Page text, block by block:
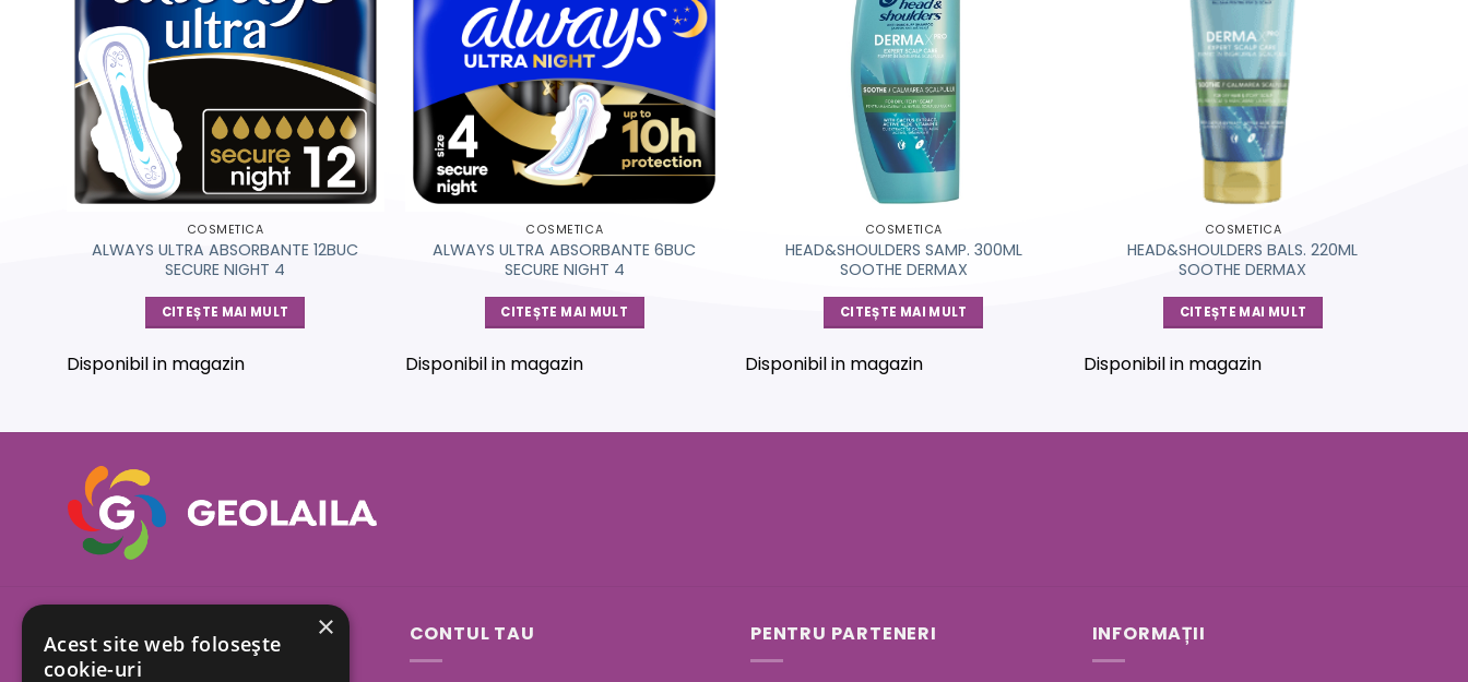
COSMETICA
ALWAYS ULTRA ABSORBANTE 12BUC
SECURE NIGHT 4
CITEȘTE MAI MULT
Disponibil in magazin
COSMETICA
ALWAYS ULTRA ABSORBANTE 6BUC
SECURE NIGHT 4
CITEȘTE MAI MULT
Disponibil in magazin
COSMETICA
HEAD&SHOULDERS SAMP. 300ML
SOOTHE DERMAX
CITEȘTE MAI MULT
Disponibil in magazin
COSMETICA
HEAD&SHOULDERS BALS. 220ML
SOOTHE DERMAX
CITEȘTE MAI MULT
Disponibil in magazin
Sos. Bucuresti - Urziceni
23A, Afumati, Ilfov
CONTUL TAU PENTRU PARTENERI INFORMAȚII
×
Acest site web folosește
cookie-uri